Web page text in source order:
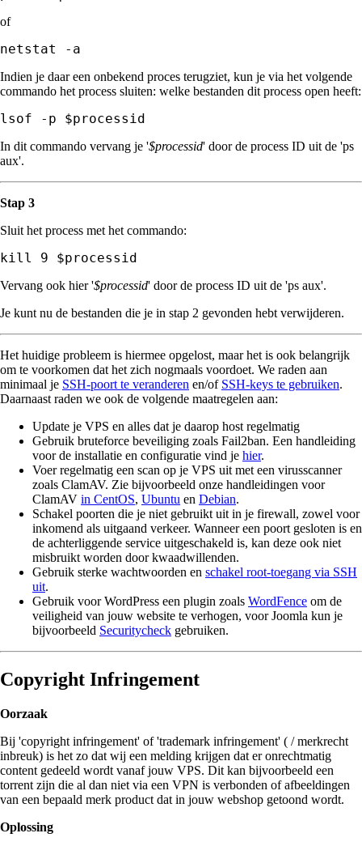
of
netstat -a
Indien je daar een onbekend proces terugziet, kun je via het volgende
commando het process sluiten: welke bestanden dit process open heeft:
In dit commando vervang je '$processid' door de process ID uit de 'ps
aux'.
Stap 3
Sluit het process met het commando:
kill 9 $processid
Vervang ook hier '$processid' door de process ID uit de 'ps aux'.
Je kunt nu de bestanden die je in stap 2 gevonden hebt verwijderen.
Het huidige probleem is hiermee opgelost, maar het is ook belangrijk
om te voorkomen dat het zich nogmaals voordoet. We raden aan
minimaal je SSH-poort te veranderen en/of SSH-keys te gebruiken.
Daarnaast raden we ook de volgende maatregelen aan:
Update je VPS en alles dat je daarop host regelmatig
Gebruik bruteforce beveiliging zoals Fail2ban. Een handleiding
voor de installatie en configuratie vind je hier.
Voer regelmatig een scan op je VPS uit met een virusscanner
zoals ClamAV. Zie bijvoorbeeld onze handleidingen voor
ClamAV in CentOS, Ubuntu en Debian.
Schakel poorten die je niet gebruikt uit in je firewall, zowel voor
inkomend als uitgaand verkeer. Wanneer een poort gesloten is en
de achterliggende service uitgeschakeld is, kan deze ook niet
misbruikt worden door kwaadwillenden.
Gebruik sterke wachtwoorden en schakel root-toegang via SSH
uit.
Gebruik voor WordPress een plugin zoals WordFence om de
veiligheid van jouw website te verhogen, voor Joomla kun je
bijvoorbeeld Securitycheck gebruiken.
Copyright Infringement
Oorzaak
Bij 'copyright infringement' of 'trademark infringement' ( / merkrecht
inbreuk) is het zo dat wij een melding krijgen dat er onrechtmatig
content gedeeld wordt vanaf jouw VPS. Dit kan bijvoorbeeld een
torrent zijn die al dan niet via een VPN is verbonden of afbeeldingen
van een bepaald merk product dat in jouw webshop getoond wordt.
Oplossing